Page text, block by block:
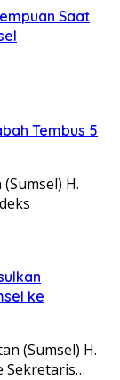
Saat
Tembus 5
H.
ke
(Sumsel) H.
Sekretaris…